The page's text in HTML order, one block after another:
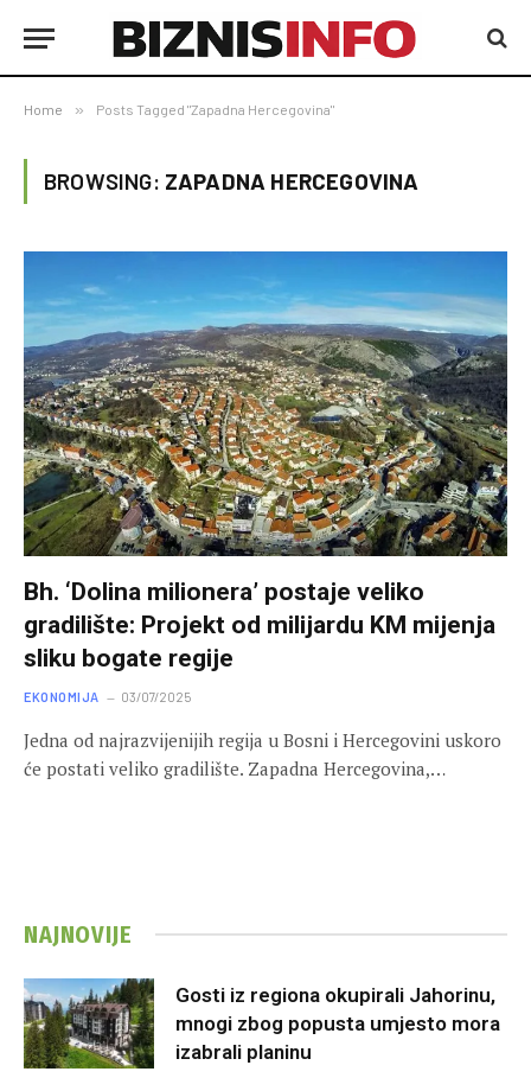
Home » Posts Tagged "Zapadna Hercegovina"
BROWSING: ZAPADNA HERCEGOVINA
Bh. ‘Dolina milionera’ postaje veliko
gradilište: Projekt od milijardu KM mijenja
sliku bogate regije
EKONOMIJA 03/07/2025
Jedna od najrazvijenijih regija u Bosni i Hercegovini uskoro
će postati veliko gradilište. Zapadna Hercegovina,…
NAJNOVIJE
Gosti iz regiona okupirali Jahorinu,
mnogi zbog popusta umjesto mora
izabrali planinu